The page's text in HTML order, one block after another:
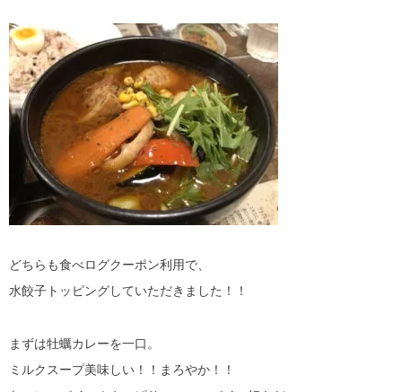
どちらも食べログクーポン利用で、
水餃子トッピングしていただきました！！
まずは牡蠣カレーを一口。
ミルクスープ美味しい！！まろやか！！